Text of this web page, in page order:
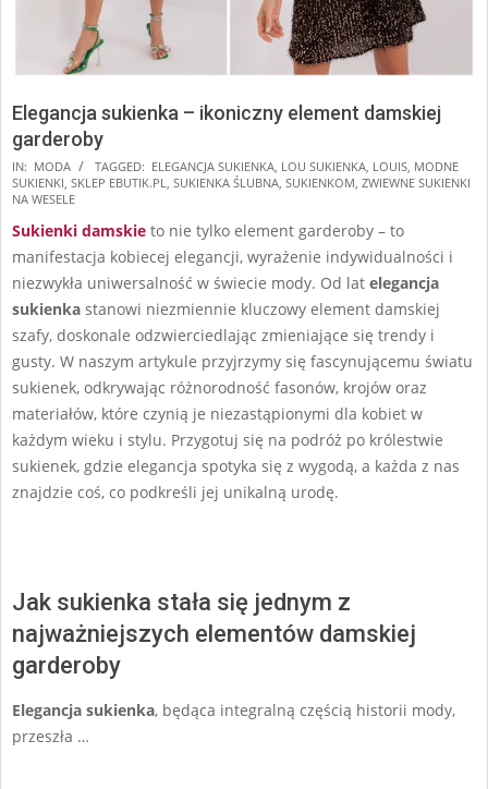
Elegancja sukienka – ikoniczny element damskiej
garderoby
2024-
11-
IN: MODA TAGGED: ELEGANCJA SUKIENKA, LOU SUKIENKA, LOUIS, MODNE
SUKIENKI, SKLEP EBUTIK.PL, SUKIENKA ŚLUBNA, SUKIENKOM, ZWIEWNE SUKIENKI
NA WESELE
Sukienki damskie to nie tylko element garderoby – to
manifestacja kobiecej elegancji, wyrażenie indywidualności i
niezwykła uniwersalność w świecie mody. Od lat elegancja
sukienka stanowi niezmiennie kluczowy element damskiej
szafy, doskonale odzwierciedlając zmieniające się trendy i
gusty. W naszym artykule przyjrzymy się fascynującemu światu
sukienek, odkrywając różnorodność fasonów, krojów oraz
materiałów, które czynią je niezastąpionymi dla kobiet w
każdym wieku i stylu. Przygotuj się na podróż po królestwie
sukienek, gdzie elegancja spotyka się z wygodą, a każda z nas
znajdzie coś, co podkreśli jej unikalną urodę.
Jak sukienka stała się jednym z
najważniejszych elementów damskiej
garderoby
Elegancja sukienka, będąca integralną częścią historii mody,
przeszła …